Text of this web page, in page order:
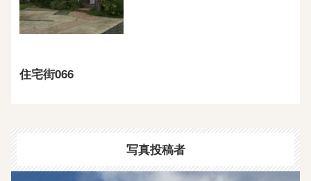
住宅街066
写真投稿者